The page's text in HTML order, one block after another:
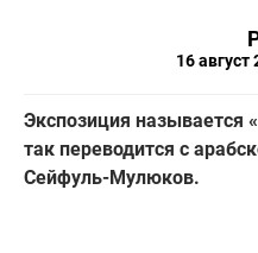
16 август
Экспозиция называется
так переводится с
Сейфуль-Мулюков.